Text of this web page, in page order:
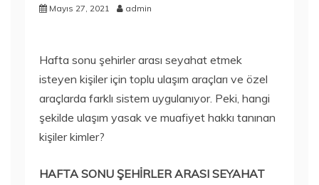
Mayıs 27, 2021 admin
Hafta sonu şehirler arası seyahat etmek
isteyen kişiler için toplu ulaşım araçları ve özel
araçlarda farklı sistem uygulanıyor. Peki, hangi
şekilde ulaşım yasak ve muafiyet hakkı tanınan
kişiler kimler?
HAFTA SONU ŞEHİRLER ARASI SEYAHAT